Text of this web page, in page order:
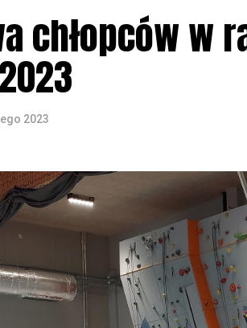
do udziału w Akcji, włączenia
doświadczeń przy grillu.Na
chłopców w
2023